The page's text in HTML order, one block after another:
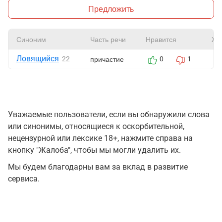
Предложить
Синоним Часть речи Нравится
Ловящийся 22 причастие 0 1
Уважаемые пользователи, если вы обнаружили слова
или синонимы, относящиеся к оскорбительной,
нецензурной или лексике 18+, нажмите справа на
кнопку "Жалоба", чтобы мы могли удалить их.
Мы будем благодарны вам за вклад в развитие
сервиса.